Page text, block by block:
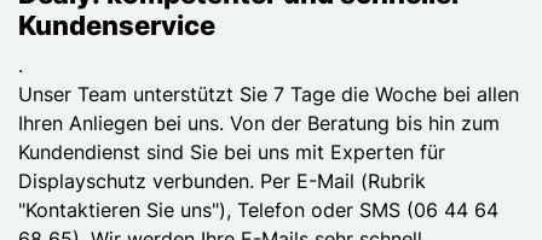
Kundenservice
.
Unser Team unterstützt Sie 7 Tage die Woche bei allen
Ihren Anliegen bei uns. Von der Beratung bis hin zum
Kundendienst sind Sie bei uns mit Experten für
Displayschutz verbunden. Per E-Mail (Rubrik
"Kontaktieren Sie uns"), Telefon oder SMS (06 44 64